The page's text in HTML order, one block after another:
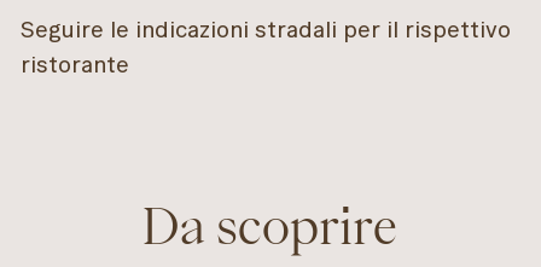
Seguire le indicazioni stradali per il rispettivo
ristorante
Da scoprire